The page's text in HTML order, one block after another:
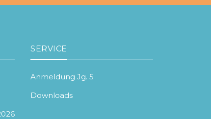
SERVICE
Anmeldung Jg. 5
Downloads